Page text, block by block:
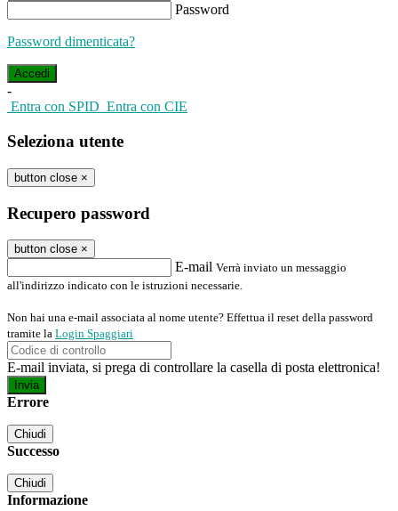
Password
Password dimenticata?
-
Entra con SPID Entra con CIE
Seleziona utente
button close ×
Recupero password
button close ×
E-mail Verrà inviato un messaggio
all'indirizzo indicato con le istruzioni necessarie.
Non hai una e-mail associata al nome utente? Effettua il reset della password
tramite la Login Spaggiari
E-mail inviata, si prega di controllare la casella di posta elettronica!
Errore
Chiudi
Successo
Chiudi
Informazione